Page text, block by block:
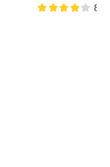
8.5